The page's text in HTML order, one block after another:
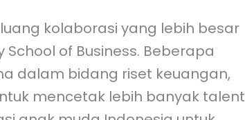
kolaborasi yang lebih besar
of Business. Beberapa
dalam bidang riset keuangan,
mencetak lebih banyak